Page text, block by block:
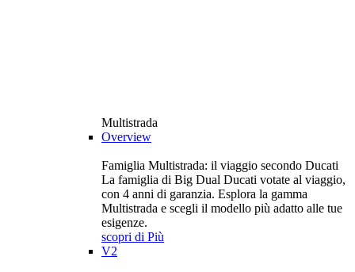
Multistrada
Overview
Famiglia Multistrada: il viaggio secondo Ducati
La famiglia di Big Dual Ducati votate al viaggio,
con 4 anni di garanzia. Esplora la gamma
Multistrada e scegli il modello più adatto alle tue
esigenze.
scopri di Più
V2